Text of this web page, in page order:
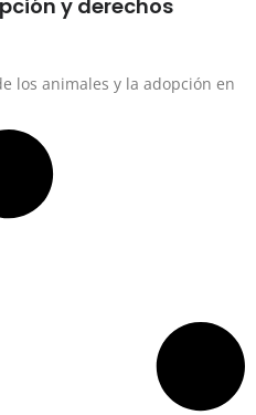
y derechos
los animales y la adopción en